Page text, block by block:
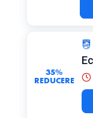
35%
REDUCERE